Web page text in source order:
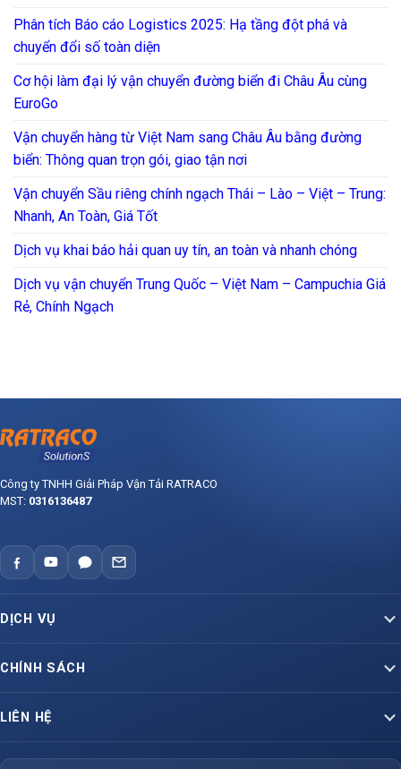
Phân tích Báo cáo Logistics 2025: Hạ tầng đột phá và
chuyển đổi số toàn diện
Cơ hội làm đại lý vận chuyển đường biển đi Châu Âu cùng
EuroGo
Vận chuyển hàng từ Việt Nam sang Châu Âu bằng đường
biển: Thông quan trọn gói, giao tận nơi
Vận chuyển Sầu riêng chính ngạch Thái – Lào – Việt – Trung:
Nhanh, An Toàn, Giá Tốt
Dịch vụ khai báo hải quan uy tín, an toàn và nhanh chóng
Dịch vụ vận chuyển Trung Quốc – Việt Nam – Campuchia Giá
Rẻ, Chính Ngạch
Công ty TNHH Giải Pháp Vận Tải RATRACO
MST: 0316136487
DỊCH VỤ
Vận Tải Container Bắc – Nam
Vận Tải Container Lạnh
Container Liên Vận Quốc Tế
CHÍNH SÁCH
Báo giá dịch vụ vận tải
Hợp đồng vận chuyển mẫu
LIÊN HỆ